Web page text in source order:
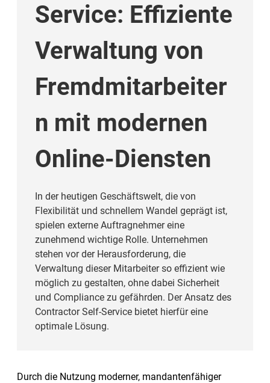
Service: Effiziente
Verwaltung von
Fremdmitarbeiter
n mit modernen
Online-Diensten
In der heutigen Geschäftswelt, die von
Flexibilität und schnellem Wandel geprägt ist,
spielen externe Auftragnehmer eine
zunehmend wichtige Rolle. Unternehmen
stehen vor der Herausforderung, die
Verwaltung dieser Mitarbeiter so effizient wie
möglich zu gestalten, ohne dabei Sicherheit
und Compliance zu gefährden. Der Ansatz des
Contractor Self-Service bietet hierfür eine
optimale Lösung.
Durch die Nutzung moderner, mandantenfähiger